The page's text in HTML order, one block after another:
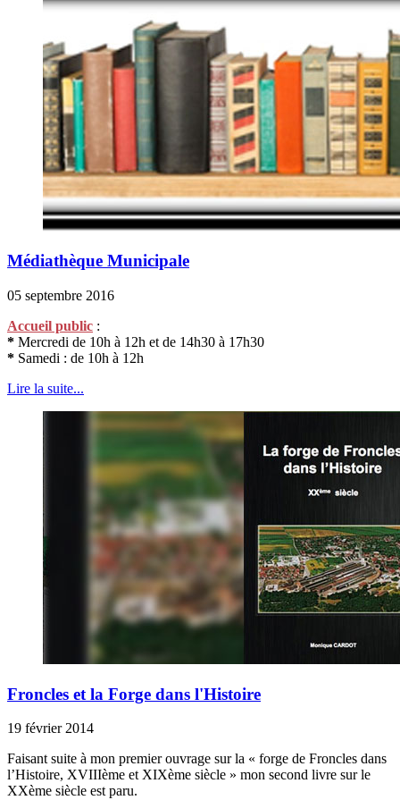
Médiathèque Municipale
05 septembre 2016
Accueil public :
* Mercredi de 10h à 12h et de 14h30 à 17h30
* Samedi : de 10h à 12h
Lire la suite...
Froncles et la Forge dans l'Histoire
19 février 2014
Faisant suite à mon premier ouvrage sur la « forge de Froncles dans
l’Histoire, XVIIIème et XIXème siècle » mon second livre sur le
XXème siècle est paru.